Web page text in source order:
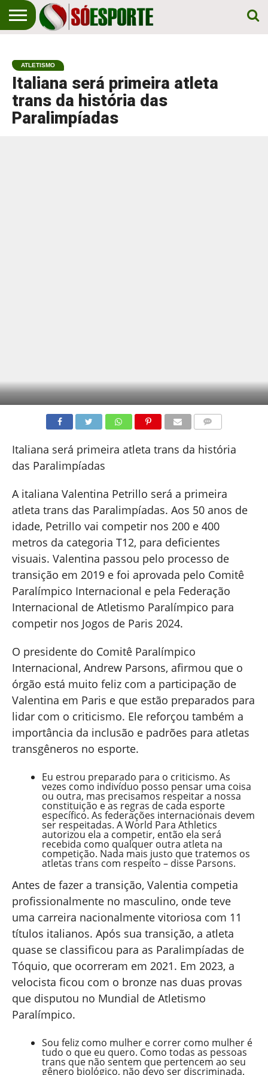
EM
PRIMEIRO
LUGAR!
ESPORTE
ATLETISMO
Italiana será primeira atleta
trans da história das
Paralimpíadas
Italiana será primeira atleta trans da história
das Paralimpíadas
A italiana Valentina Petrillo será a primeira
atleta trans das Paralimpíadas. Aos 50 anos de
idade, Petrillo vai competir nos 200 e 400
metros da categoria T12, para deficientes
visuais. Valentina passou pelo processo de
transição em 2019 e foi aprovada pelo Comitê
Paralímpico Internacional e pela Federação
Internacional de Atletismo Paralímpico para
competir nos Jogos de Paris 2024.
O presidente do Comitê Paralímpico
Internacional, Andrew Parsons, afirmou que o
órgão está muito feliz com a participação de
Valentina em Paris e que estão preparados para
lidar com o criticismo. Ele reforçou também a
importância da inclusão e padrões para atletas
transgêneros no esporte.
Eu estrou preparado para o criticismo. As
vezes como indivíduo posso pensar uma coisa
ou outra, mas precisamos respeitar a nossa
constituição e as regras de cada esporte
específico. As federações internacionais devem
ser respeitadas. A World Para Athletics
autorizou ela a competir, então ela será
recebida como qualquer outra atleta na
competição. Nada mais justo que tratemos os
atletas trans com respeito – disse Parsons.
Antes de fazer a transição, Valentia competia
profissionalmente no masculino, onde teve
uma carreira nacionalmente vitoriosa com 11
títulos italianos. Após sua transição, a atleta
quase se classificou para as Paralimpíadas de
Tóquio, que ocorreram em 2021. Em 2023, a
velocista ficou com o bronze nas duas provas
que disputou no Mundial de Atletismo
Paralímpico.
Sou feliz como mulher e correr como mulher é
tudo o que eu quero. Como todas as pessoas
trans que não sentem que pertencem ao seu
gênero biológico, não devo ser discriminada.